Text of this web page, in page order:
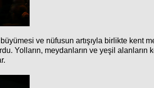
ve nüfusun artışıyla birlikte kent
Yolların, meydanların ve yeşil